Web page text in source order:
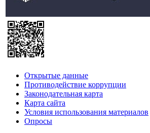
Открытые данные
Противодействие коррупции
Законодательная карта
Карта сайта
Условия использования материалов
Опросы